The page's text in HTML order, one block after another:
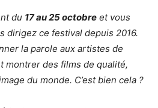
du 17 au 25 octobre et vous
dirigez ce festival depuis 2016.
la parole aux artistes de
montrer des films de qualité,
du monde. C’est bien cela ?